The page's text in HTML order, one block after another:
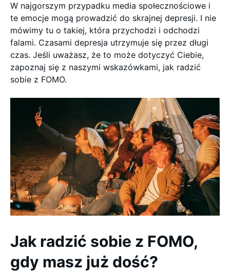
W najgorszym przypadku media społecznościowe i
te emocje mogą prowadzić do skrajnej depresji. I nie
mówimy tu o takiej, która przychodzi i odchodzi
falami. Czasami depresja utrzymuje się przez długi
czas. Jeśli uważasz, że to może dotyczyć Ciebie,
zapoznaj się z naszymi wskazówkami, jak radzić
sobie z FOMO.
Jak radzić sobie z FOMO,
gdy masz już dość?